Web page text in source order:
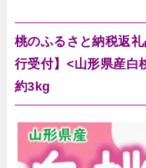
桃のふるさと納税返
行受付】<山形県産
約3kg